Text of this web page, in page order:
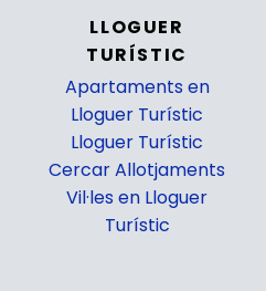
LLOGUER
TURÍSTIC
Apartaments en
Lloguer Turístic
Lloguer Turístic
Cercar Allotjaments
Vil·les en Lloguer
Turístic